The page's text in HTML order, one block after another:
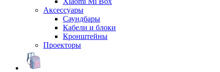
Аксессуары
Саундбары
Кабели и блоки
Кронштейны
Проекторы